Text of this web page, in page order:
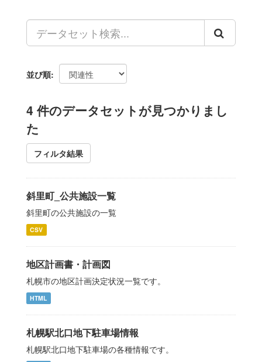
並び順
4 件のデータセットが見つかりまし
た
フィルタ結果
斜里町_公共施設一覧
斜里町の公共施設の一覧
CSV
地区計画書・計画図
札幌市の地区計画決定状況一覧です。
HTML
札幌駅北口地下駐車場情報
札幌駅北口地下駐車場の各種情報です。